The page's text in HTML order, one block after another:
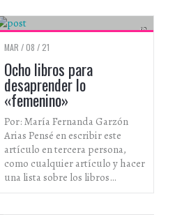
MAR / 08 / 21
Ocho libros para
desaprender lo
«femenino»
Por: María Fernanda Garzón
Arias Pensé en escribir este
artículo en tercera persona,
como cualquier artículo y hacer
una lista sobre los libros…